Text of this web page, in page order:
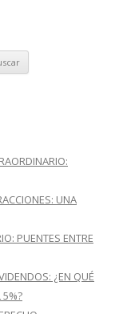
UNA
PUENTES ENTRE
¿EN QUÉ
5%?